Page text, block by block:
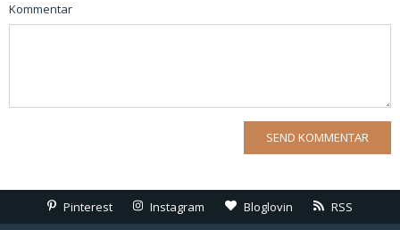
Kommentar
Pinterest Instagram Bloglovin RSS